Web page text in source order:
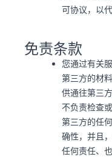
可协议，以
免责条款
您通过有关
第三方的材
供通往第三
不负责检查
第三方的任
确性，并且
任何责任、